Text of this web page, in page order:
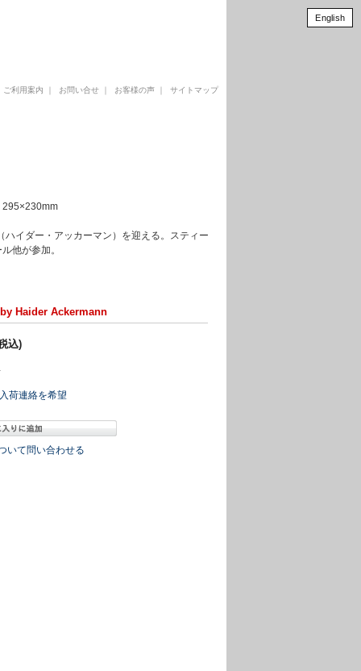
ご利用案内 お問い合せ お客様の声 サイトマップ
イダー・アッカーマン）を迎える。スティー
他が参加。
Haider Ackermann
込)
入荷連絡を希望
いて問い合わせる
English